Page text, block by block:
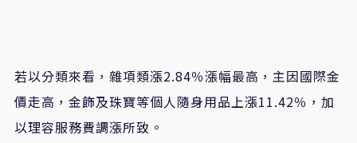
若以分類來看，雜項類漲2.84％漲幅最高，主因國際金
價走高，金飾及珠寶等個人隨身用品上漲11.42％，加
以理容服務費調漲所致。